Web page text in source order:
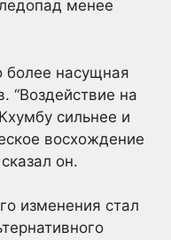
менее
более насущная
“Воздействие на
сильнее и
восхождение
он.
изменения стал